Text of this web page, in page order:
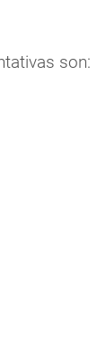
son: